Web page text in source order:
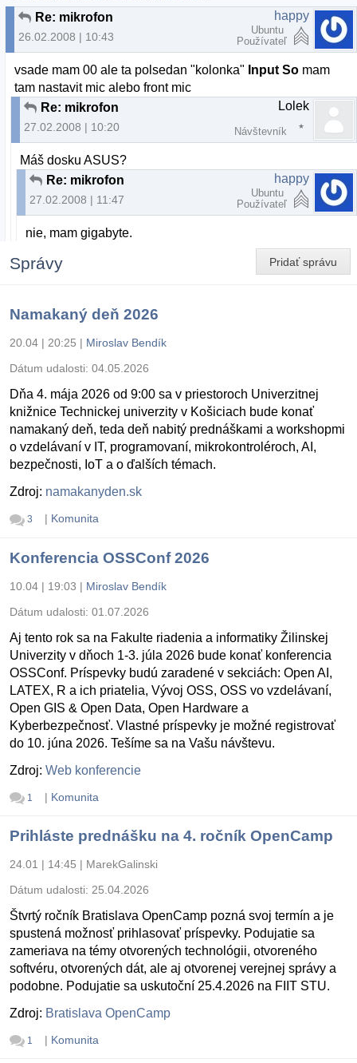
Re: mikrofon
26.02.2008 | 10:43
happy
Ubuntu
Používateľ
vsade mam 00 ale ta polsedan "kolonka" Input So mam
tam nastavit mic alebo front mic
Re: mikrofon
27.02.2008 | 10:20
Lolek
Návštevník
Máš dosku ASUS?
Re: mikrofon
27.02.2008 | 11:47
happy
Ubuntu
Používateľ
nie, mam gigabyte.
Pridať správu
Správy
Namakaný deň 2026
20.04 | 20:25 | Miroslav Bendík
Dátum udalosti: 04.05.2026
Dňa 4. mája 2026 od 9:00 sa v priestoroch Univerzitnej
knižnice Technickej univerzity v Košiciach bude konať
namakaný deň, teda deň nabitý prednáškami a workshopmi
o vzdelávaní v IT, programovaní, mikrokontroléroch, AI,
bezpečnosti, IoT a o ďalších témach.
Zdroj: namakanyden.sk
3 | Komunita
Konferencia OSSConf 2026
10.04 | 19:03 | Miroslav Bendík
Dátum udalosti: 01.07.2026
Aj tento rok sa na Fakulte riadenia a informatiky Žilinskej
Univerzity v dňoch 1-3. júla 2026 bude konať konferencia
OSSConf. Príspevky budú zaradené v sekciách: Open AI,
LATEX, R a ich priatelia, Vývoj OSS, OSS vo vzdelávaní,
Open GIS & Open Data, Open Hardware a
Kyberbezpečnosť. Vlastné príspevky je možné registrovať
do 10. júna 2026. Tešíme sa na Vašu návštevu.
Zdroj: Web konferencie
1 | Komunita
Prihláste prednášku na 4. ročník OpenCamp
24.01 | 14:45 | MarekGalinski
Dátum udalosti: 25.04.2026
Štvrtý ročník Bratislava OpenCamp pozná svoj termín a je
spustená možnosť prihlasovať príspevky. Podujatie sa
zameriava na témy otvorených technológii, otvoreného
softvéru, otvorených dát, ale aj otvorenej verejnej správy a
podobne. Podujatie sa uskutoční 25.4.2026 na FIIT STU.
Zdroj: Bratislava OpenCamp
1 | Komunita